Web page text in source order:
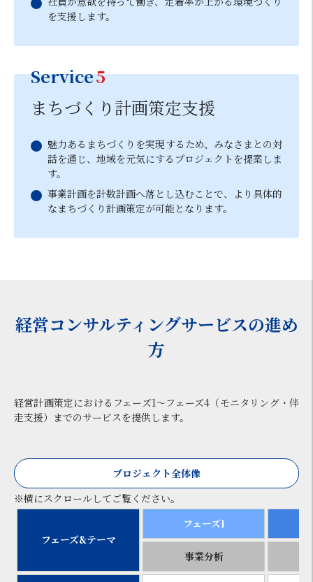
を支援します。
Service5
まちづくり計画策定支援
魅力あるまちづくりを実現するため、みなさまとの対
話を通じ、地域を元気にするプロジェクトを提案しま
す。
事業計画を計数計画へ落とし込むことで、より具体的
なまちづくり計画策定が可能となります。
経営コンサルティングサービスの進め
方
経営計画策定におけるフェーズ1～フェーズ4（モニタリング・伴
走支援）までのサービスを提供します。
プロジェクト全体像
※横にスクロールしてご覧ください。
フェーズ&テーマ
フェーズ1
事業分析